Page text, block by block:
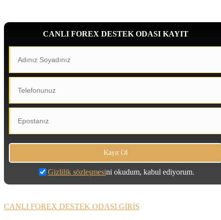
CANLI FOREX DESTEK ODASI KAYIT
Gizlilik sözleşmesini okudum, kabul ediyorum.
CANLI FOREX DESTEK ODASI GİRİŞ